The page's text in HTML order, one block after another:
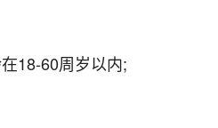
18-60周岁以内;